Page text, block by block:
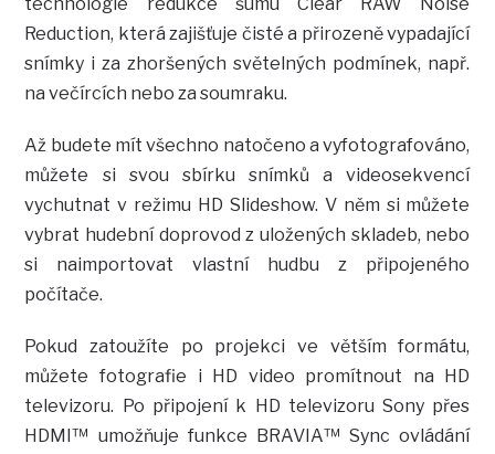
technologie redukce šumu Clear RAW Noise
Reduction, která zajišťuje čisté a přirozeně vypadající
snímky i za zhoršených světelných podmínek, např.
na večírcích nebo za soumraku.
Až budete mít všechno natočeno a vyfotografováno,
můžete si svou sbírku snímků a videosekvencí
vychutnat v režimu HD Slideshow. V něm si můžete
vybrat hudební doprovod z uložených skladeb, nebo
si naimportovat vlastní hudbu z připojeného
počítače.
Pokud zatoužíte po projekci ve větším formátu,
můžete fotografie i HD video promítnout na HD
televizoru. Po připojení k HD televizoru Sony přes
HDMI™ umožňuje funkce BRAVIA™ Sync ovládání